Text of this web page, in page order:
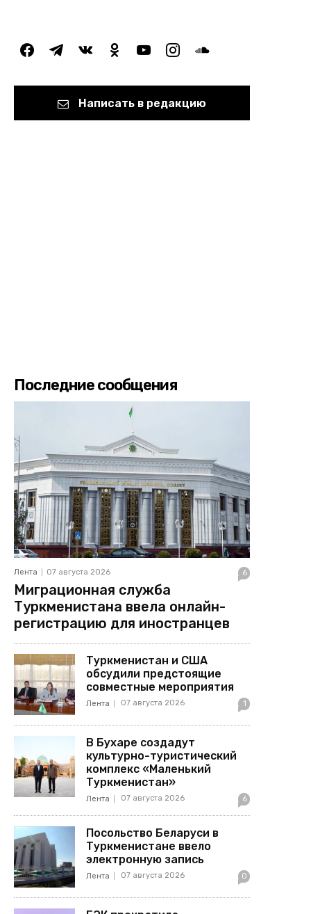
facebooktelegramvkontakteodnoklassniki
youtubeinstagramsoundcloud
Написать в редакцию
Последние сообщения
Лента 07 августа 2026 6
Миграционная служба
Туркменистана ввела онлайн-
регистрацию для иностранцев
Туркменистан и США
обсудили предстоящие
совместные мероприятия
Лента 07 августа 2026 1
В Бухаре создадут
культурно-туристический
комплекс «Маленький
Туркменистан»
Лента 07 августа 2026 6
Посольство Беларуси в
Туркменистане ввело
электронную запись
Лента 07 августа 2026 0